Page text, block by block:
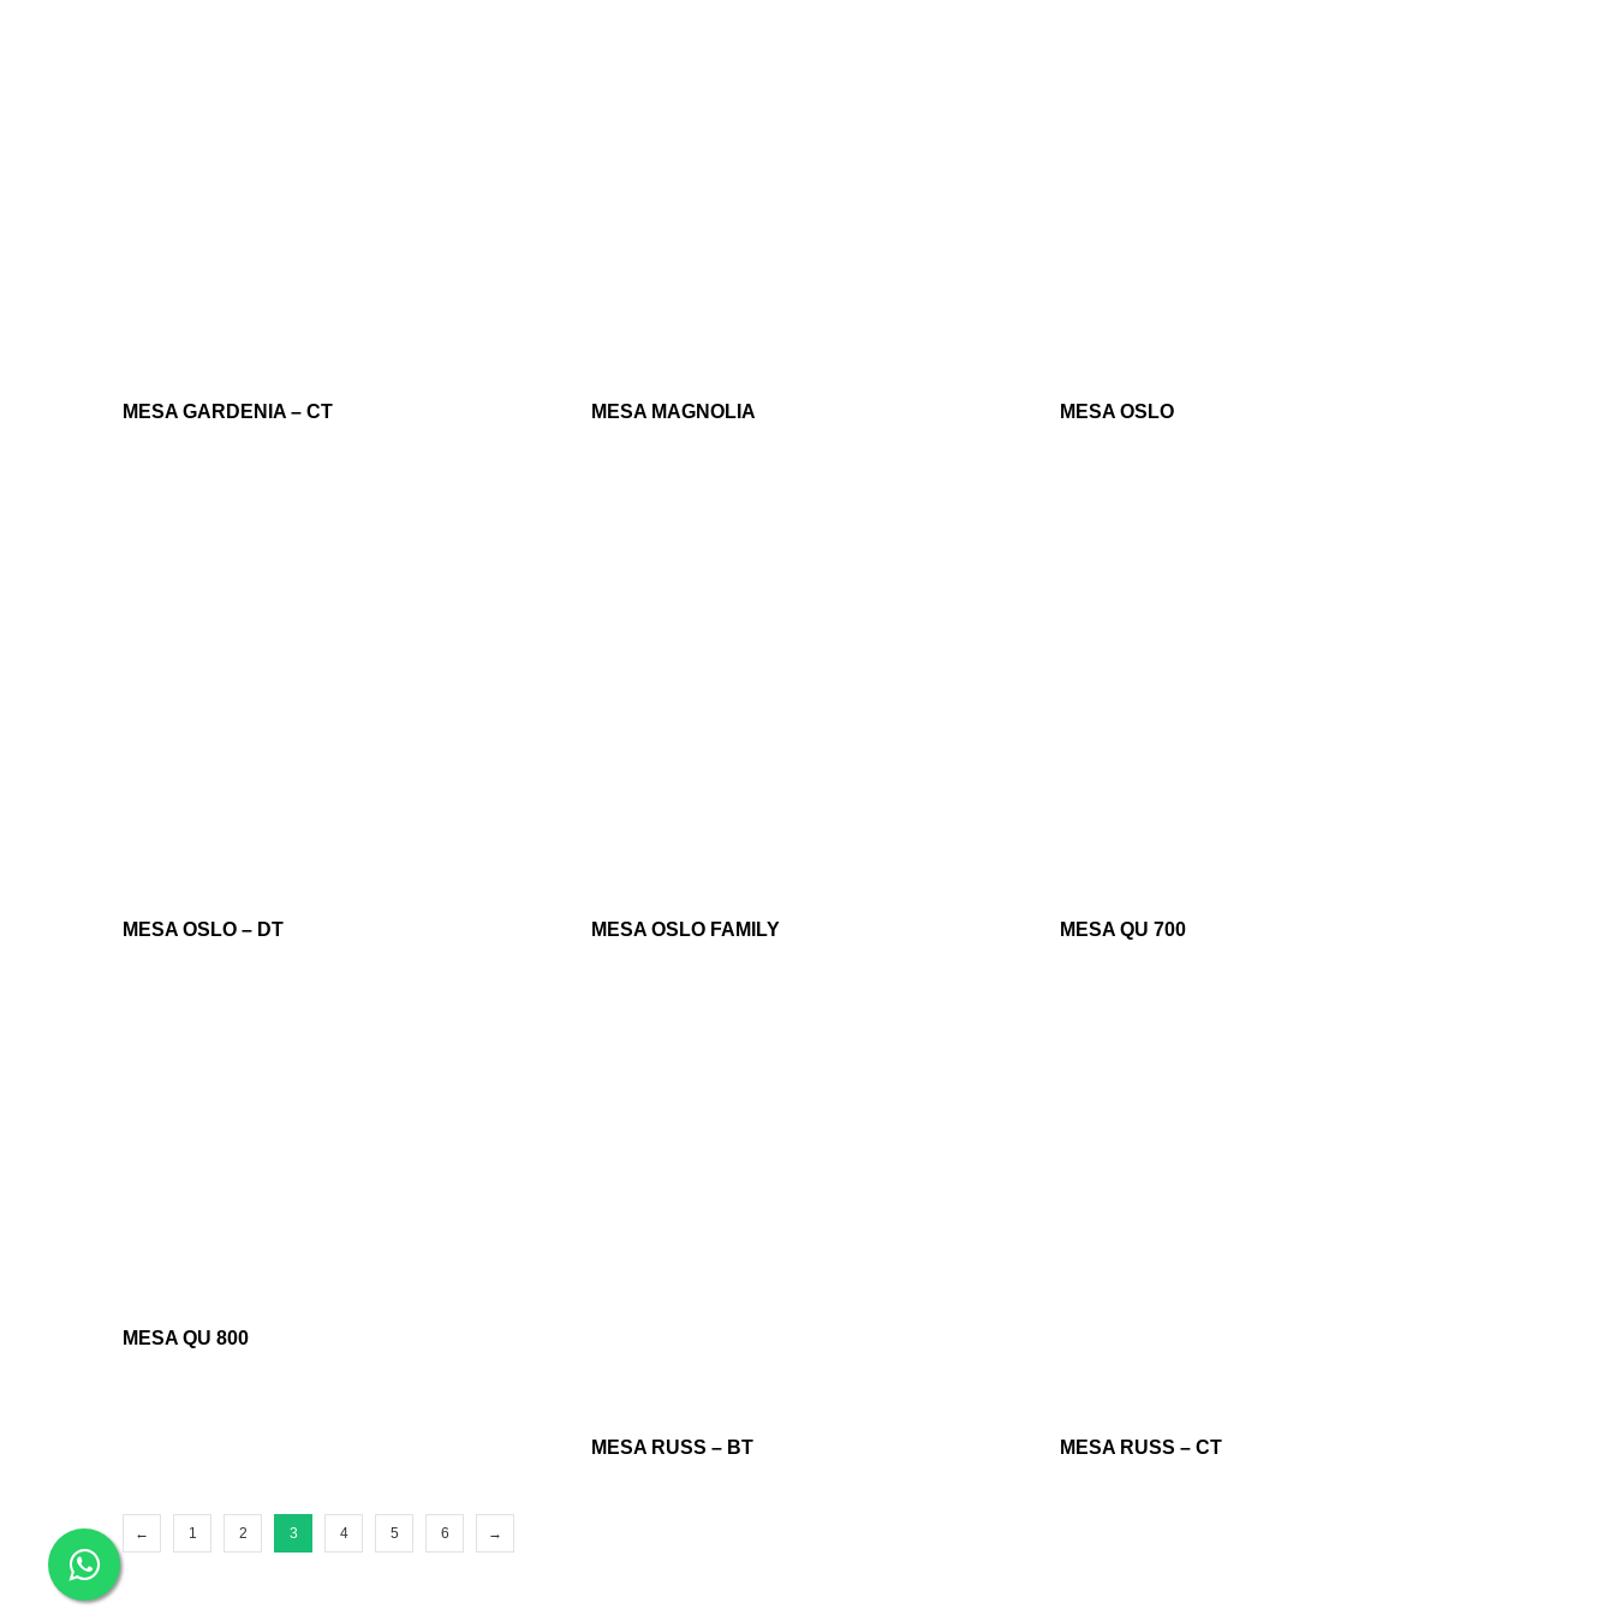
MESA GARDENIA – CT MESA MAGNOLIA MESA OSLO
MESA OSLO – DT MESA OSLO FAMILY MESA QU 700
MESA QU 800
MESA RUSS – BT MESA RUSS – CT
← 1 2 3 4 5 6 →